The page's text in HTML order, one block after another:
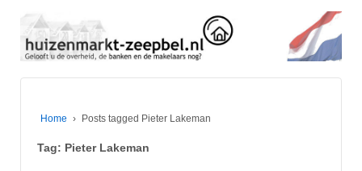
Home › Posts tagged Pieter Lakeman
Tag: Pieter Lakeman